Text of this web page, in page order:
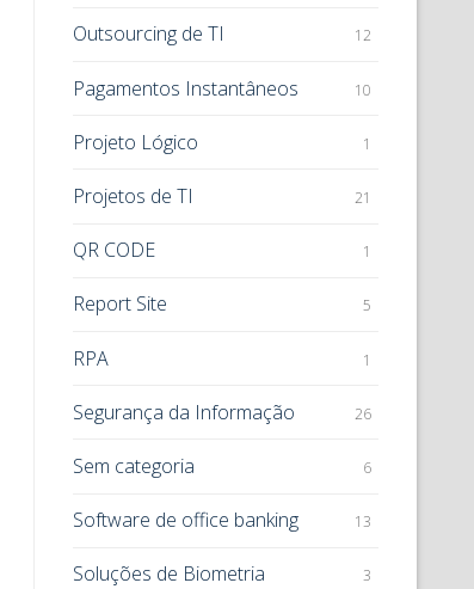
Outsourcing de TI 12
Pagamentos Instantâneos 10
Projeto Lógico 1
Projetos de TI 21
QR CODE 1
Report Site 5
RPA 1
Segurança da Informação 26
Sem categoria 6
Software de office banking 13
Soluções de Biometria 3